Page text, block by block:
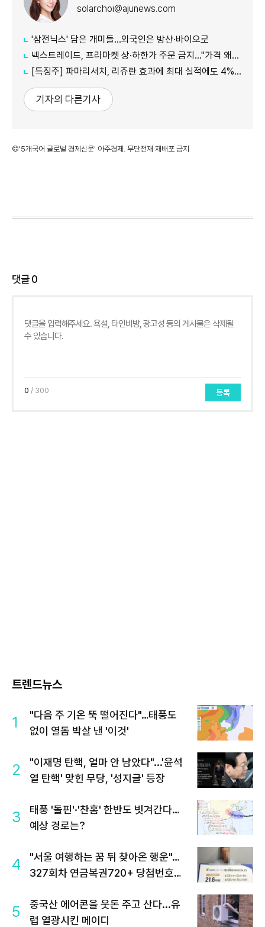
solarchoi@ajunews.com
'삼전닉스' 담은 개미들…외국인은 방산·바이오로
넥스트레이드, 프리마켓 상·하한가 주문 금지…"가격 왜곡 방지"
[특징주] 파마리서치, 리쥬란 효과에 최대 실적에도 4%대 약세
기자의 다른기사
©'5개국어 글로벌 경제신문' 아주경제. 무단전재·재배포 금지
댓글0
0 / 300 등록
트렌드뉴스
1
"다음 주 기온 뚝 떨어진다"…태풍도
없이 열돔 박살 낸 '이것'
2
"이재명 탄핵, 얼마 안 남았다"...'윤석
열 탄핵' 맞힌 무당, '성지글' 등장
3
태풍 '돌핀'·'찬홈' 한반도 빗겨간다…
예상 경로는?
4
"서울 여행하는 꿈 뒤 찾아온 행운"…
327회차 연금복권720+ 당첨번호조
5
중국산 에어콘을 웃돈 주고 산다...유
럽 열광시킨 메이디